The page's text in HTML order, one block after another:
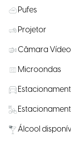
Pufes
Projetor
Câmara Vídeo
Microondas
Álcool